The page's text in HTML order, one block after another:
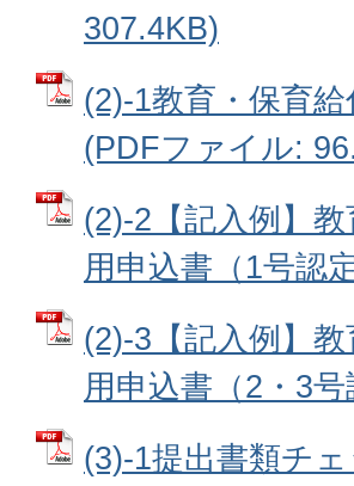
307.4KB)
(2)-1教育・保育
(PDFファイル:
(2)-2【記入例】
用申込書（1号認
(2)-3【記入例】
用申込書（2・3
(3)-1提出書類チ